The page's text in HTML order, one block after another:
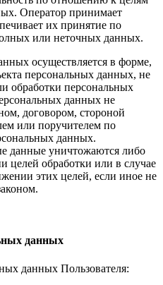
Оператор принимает
их принятие по
или неточных данных.
осуществляется в форме,
персональных данных, не
обработки персональных
данных не
договором, стороной
или поручителем по
данных.
данные уничтожаются либо
целей обработки или в случае
этих целей, если иное не
данных
данных Пользователя: